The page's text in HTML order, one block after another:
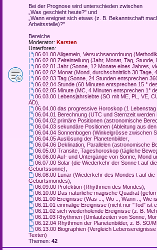
Bei der Prognose wird unterschieden zwischen
„Was geschieht heute?" und
„Wann ereignet sich etwas (z. B. Bekanntschaft
Arbeitsstelle)?"
Bereiche
Moderator: Karsten
Unterforen:
06.01.00 Allgemein, Versuchsanordnung
06.02.00 Zeiteinteilung (Jahr, Monat, Tag, Stunde,
06.02.01 Jahr (Sonne, 12 Monate eines Jahres,
06.02.02 Monat (Mond, durchschnittlich 30 Tage,
06.02.03 Tag (Sonne, 24 Stunden entsprechen
06.02.04 Stunde (60 Minuten entsprechen 15 °
06.02.05 Minute (MC, 4 Minuten entsprechen 1°
06.03.00 Lebensjahrsiebte (SO mit ME, PL, VE,
AD)
06.04.00 das progressive Horoskop (1
06.04.01 Berechnung (UTC und Sternzeit werden
06.04.02 primäre Positionen (astronomische
06.04.03 sekundäre Positionen (Ableitung aus
06.04.04 Sonnenbogen (Winkelgrösse zwischen
06.04.05 Auslösung der Planetenbilder,
06.04.06 Deklination, Parallelen (astronomische
06.05.00 Transite, Tageshoroskop (tägliche
06.06.00 Auf- und Untergänge von Sonne, Mond
06.07.00 Solar (die Wiederkehr der Sonne t auf
Geburtssonne)
06.08.00 Lunar (Wiederkehr des Mondes t auf die
Geburtsmondes)
06.09.00 Profektion (Rhythmen des Mondes)
06.10.00 Das natürliche magische Quadrat
06.11.00 Ereignisse (Was ..., Wo .., Wann .., Wie
06.11.01 einmalige Ereignisse (nicht nur "Tod" ist
06.11.02 sich wiederholende Ereignisse (z. B.
06.11.03 Rhythmen (Umlaufzeiten von Sonne,
06.12.04 Rhythmen der Planetenbilder, z. B. SO/
06.13.00 Biographien (Vergleich
Texten)
Themen: 42